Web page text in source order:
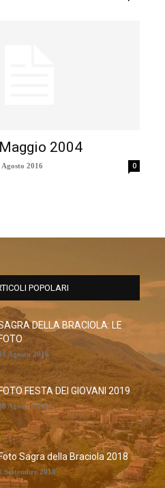
2004
Agosto 2016 0
POPOLARI
DELLA BRACIOLA: LE
FOTO
Agosto 2016
FESTA DEI GIOVANI 2019
Agosto 2019
Sagra della Braciola 2018
Settembre 2018